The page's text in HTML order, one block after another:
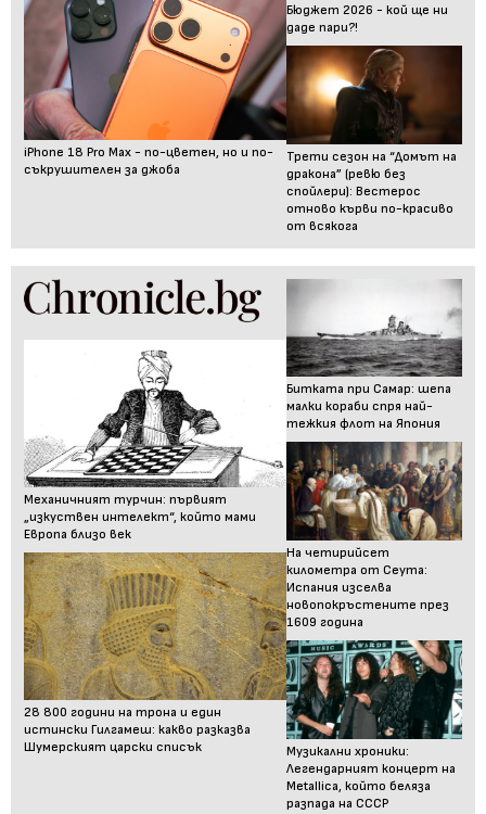
iPhone 18 Pro Max - по-цветен, но и по-
съкрушителен за джоба
Бюджет 2026 - кой ще ни
даде пари?!
Трети сезон на “Домът на
дракона” (ревю без
спойлери): Вестерос
отново кърви по-красиво
от всякога
Механичният турчин: първият
„изкуствен интелект“, който мами
Европа близо век
28 800 години на трона и един
истински Гилгамеш: какво разказва
Шумерският царски списък
Битката при Самар: шепа
малки кораби спря най-
тежкия флот на Япония
На четирийсет
километра от Сеута:
Испания изселва
новопокръстените през
1609 година
Музикални хроники:
Легендарният концерт на
Metallica, който беляза
разпада на СССР